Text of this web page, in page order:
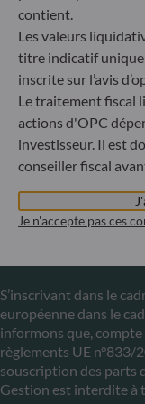
ODDO BHF Asset
6, rue Gabriel Lippmann
L-5365 Munsbach
Luxembourg
+352 45 76 76 245
Enregistré au registre
Luxembourg sous le
par la commission de
S’inscrivant dans le
européenne dans le
informons que,
règlements UE n°833/
souscription des parts
Gestion est interdite à
contient.
Les valeurs
titre indicatif
inscrite sur l’avis
Le traitement fiscal
actions d'OPC
investisseur. Il est
conseiller fiscal
Je n'accepte pas ces